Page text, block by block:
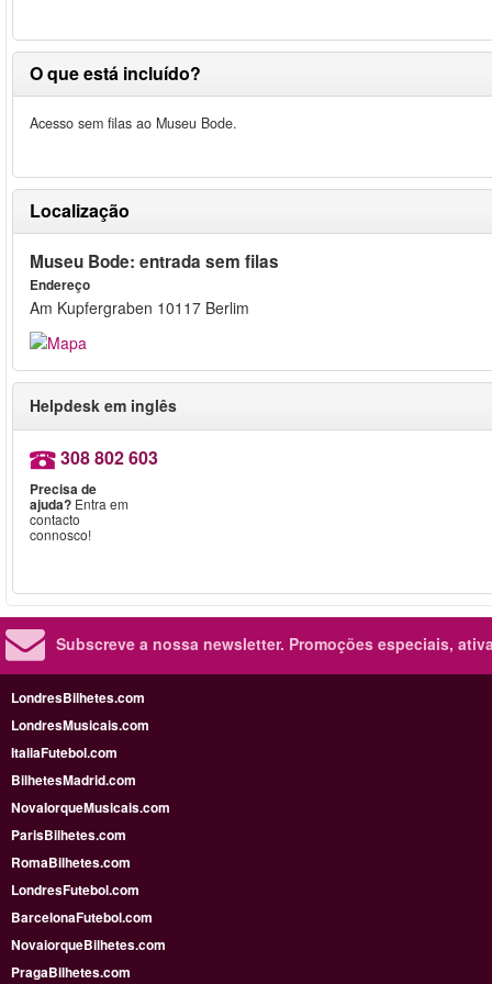
O que está incluído?
Acesso sem filas ao Museu Bode.
Localização
Museu Bode: entrada sem filas
Endereço
Am Kupfergraben 10117 Berlim
Helpdesk em inglês
308 802 603
Precisa de
ajuda? Entra em
contacto
connosco!
Subscreve a nossa newsletter. Promoções especiais,
LondresBilhetes.com
LondresMusicais.com
ItaliaFutebol.com
BilhetesMadrid.com
NovaIorqueMusicais.com
ParisBilhetes.com
RomaBilhetes.com
LondresFutebol.com
BarcelonaFutebol.com
NovaiorqueBilhetes.com
PragaBilhetes.com